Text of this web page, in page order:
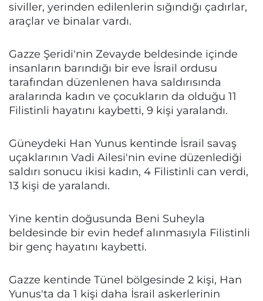
siviller, yerinden edilenlerin sığındığı çadırlar,
araçlar ve binalar vardı.
Gazze Şeridi'nin Zevayde beldesinde içinde
insanların barındığı bir eve İsrail ordusu
tarafından düzenlenen hava saldırısında
aralarında kadın ve çocukların da olduğu 11
Filistinli hayatını kaybetti, 9 kişi yaralandı.
Güneydeki Han Yunus kentinde İsrail savaş
uçaklarının Vadi Ailesi'nin evine düzenlediği
saldırı sonucu ikisi kadın, 4 Filistinli can verdi,
13 kişi de yaralandı.
Yine kentin doğusunda Beni Suheyla
beldesinde bir evin hedef alınmasıyla Filistinli
bir genç hayatını kaybetti.
Gazze kentinde Tünel bölgesinde 2 kişi, Han
Yunus'ta da 1 kişi daha İsrail askerlerinin